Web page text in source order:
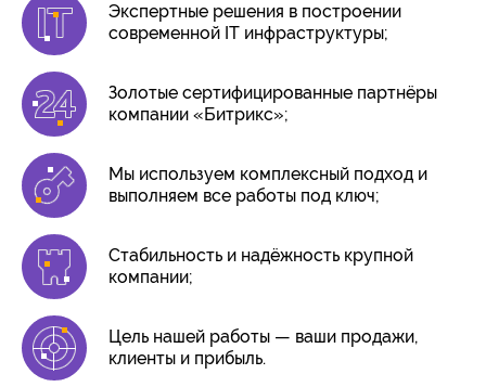
Экспертные решения в построении
современной IT инфраструктуры;
Золотые сертифицированные партнёры
компании «Битрикс»;
Мы используем комплексный подход и
выполняем все работы под ключ;
Стабильность и надёжность крупной
компании;
Цель нашей работы — ваши продажи,
клиенты и прибыль.